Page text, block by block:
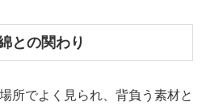
との関わり
所でよく見られ、背負う素材と